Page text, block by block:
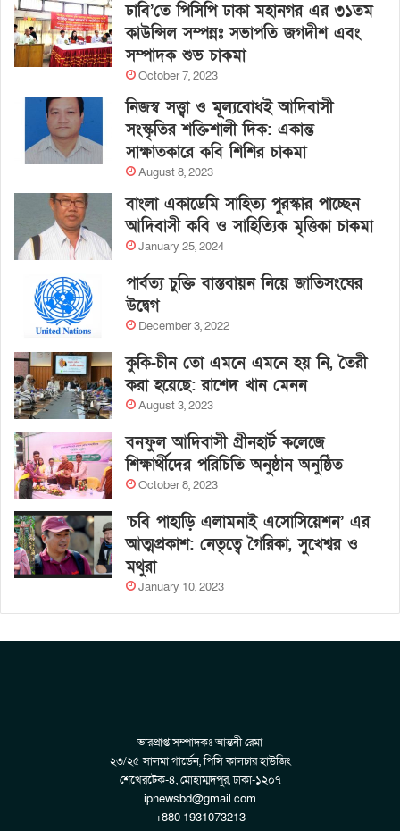
ঢাবি’তে পিসিপি ঢাকা মহানগর এর ৩১তম
কাউন্সিল সম্পন্নঃ সভাপতি জগদীশ এবং
সম্পাদক শুভ চাকমা
October 7, 2023
নিজস্ব সত্ত্বা ও মূল্যবোধই আদিবাসী
সংস্কৃতির শক্তিশালী দিক: একান্ত
সাক্ষাতকারে কবি শিশির চাকমা
August 8, 2023
বাংলা একাডেমি সাহিত্য পুরস্কার পাচ্ছেন
আদিবাসী কবি ও সাহিত্যিক মৃত্তিকা চাকমা
January 25, 2024
পার্বত্য চুক্তি বাস্তবায়ন নিয়ে জাতিসংঘের
উদ্বেগ
December 3, 2022
কুকি-চীন তো এমনে এমনে হয় নি, তৈরী
করা হয়েছে: রাশেদ খান মেনন
August 3, 2023
বনফুল আদিবাসী গ্রীনহার্ট কলেজে
শিক্ষার্থীদের পরিচিতি অনুষ্ঠান অনুষ্ঠিত
October 8, 2023
‘চবি পাহাড়ি এলামনাই এসোসিয়েশন’ এর
আত্মপ্রকাশ: নেতৃত্বে গৈরিকা, সুখেশ্বর ও
মথুরা
January 10, 2023
ভারপ্রাপ্ত সম্পাদকঃ আন্তনী রেমা
২৩/২৫ সালমা গার্ডেন, পিসি কালচার হাউজিং
শেখেরটেক-৪, মোহাম্মদপুর, ঢাকা-১২০৭
ipnewsbd@gmail.com
+880 1931073213